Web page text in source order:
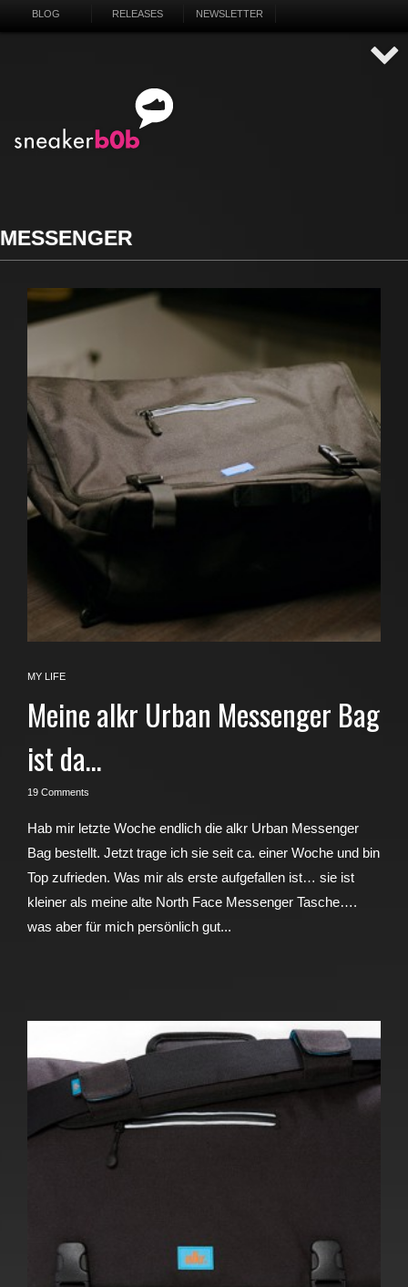
BLOG RELEASES NEWSLETTER
MESSENGER
MY LIFE
Meine alkr Urban Messenger Bag
ist da…
19 Comments
Hab mir letzte Woche endlich die alkr Urban Messenger
Bag bestellt. Jetzt trage ich sie seit ca. einer Woche und bin
Top zufrieden. Was mir als erste aufgefallen ist… sie ist
kleiner als meine alte North Face Messenger Tasche….
was aber für mich persönlich gut...